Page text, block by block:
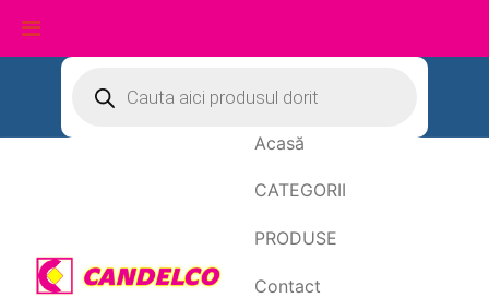
conținut
search
Acasă
CATEGORII
PRODUSE
Contact